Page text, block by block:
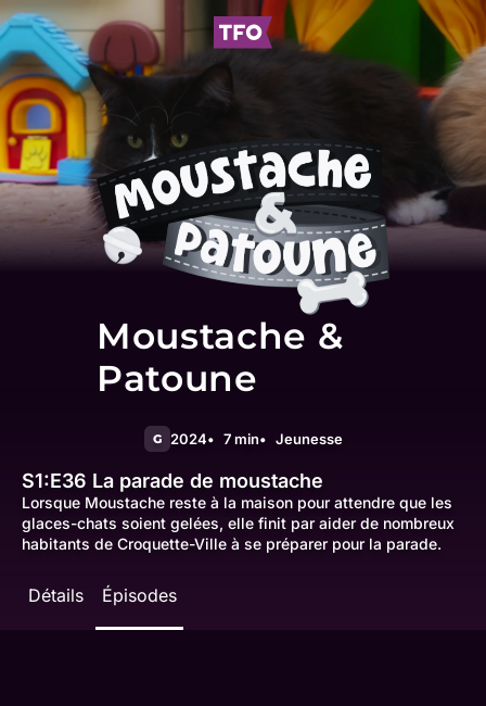
Moustache &
Patoune
G 2024 7 min Jeunesse
S1:E36 La parade de moustache
Lorsque Moustache reste à la maison pour attendre que les
glaces-chats soient gelées, elle finit par aider de nombreux
habitants de Croquette-Ville à se préparer pour la parade.
Détails Épisodes